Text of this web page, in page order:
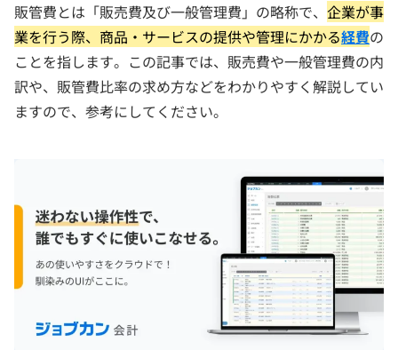
販管費とは「販売費及び一般管理費」の略称で、 企業が事
業を行う際、商品・サービスの提供や管理にかかる経費の
ことを指します。この記事では、販売費や一般管理費の内
訳や、販管費比率の求め方などをわかりやすく解説してい
ますので、参考にしてください。